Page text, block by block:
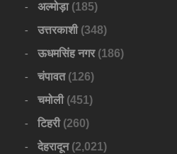
अल्मोड़ा(185)
उत्तरकाशी(348)
ऊधमसिंह नगर(186)
चंपावत(126)
चमोली(451)
टिहरी(260)
देहरादून(2,021)